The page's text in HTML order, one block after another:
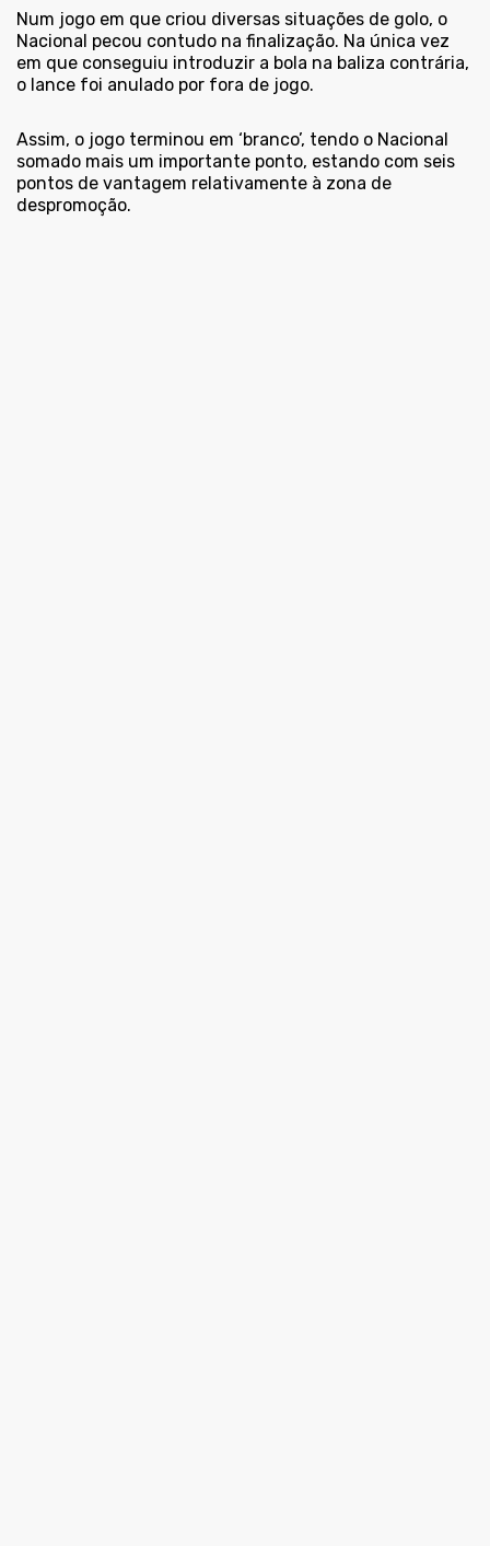
Num jogo em que criou diversas situações de golo, o
Nacional pecou contudo na finalização. Na única vez
em que conseguiu introduzir a bola na baliza contrária,
o lance foi anulado por fora de jogo.
Assim, o jogo terminou em ‘branco’, tendo o Nacional
somado mais um importante ponto, estando com seis
pontos de vantagem relativamente à zona de
despromoção.